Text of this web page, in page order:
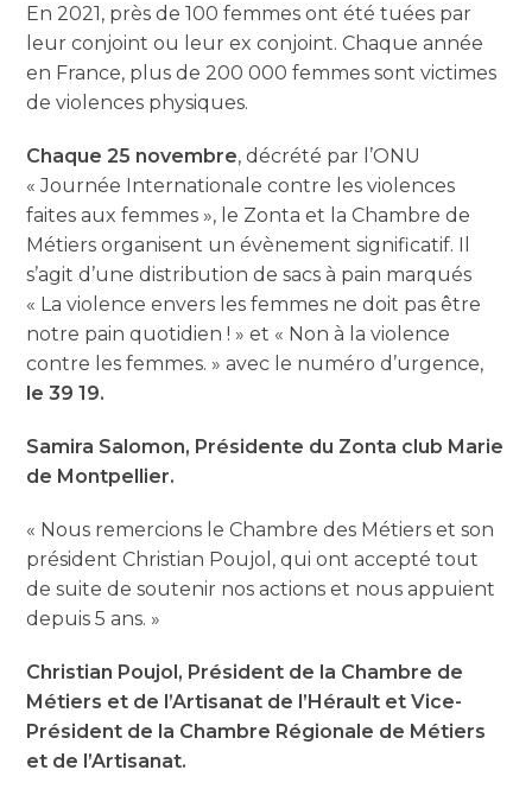
En 2021, près de 100 femmes ont été tuées par
leur conjoint ou leur ex conjoint. Chaque année
en France, plus de 200 000 femmes sont victimes
de violences physiques.
Chaque 25 novembre, décrété par l’ONU
« Journée Internationale contre les violences
faites aux femmes », le Zonta et la Chambre de
Métiers organisent un évènement significatif. Il
s’agit d’une distribution de sacs à pain marqués
« La violence envers les femmes ne doit pas être
notre pain quotidien ! » et « Non à la violence
contre les femmes. » avec le numéro d’urgence,
le 39 19.
Samira Salomon, Présidente du Zonta club Marie
de Montpellier.
« Nous remercions le Chambre des Métiers et son
président Christian Poujol, qui ont accepté tout
de suite de soutenir nos actions et nous appuient
depuis 5 ans. »
Christian Poujol, Président de la Chambre de
Métiers et de l’Artisanat de l’Hérault et Vice-
Président de la Chambre Régionale de Métiers
et de l’Artisanat.